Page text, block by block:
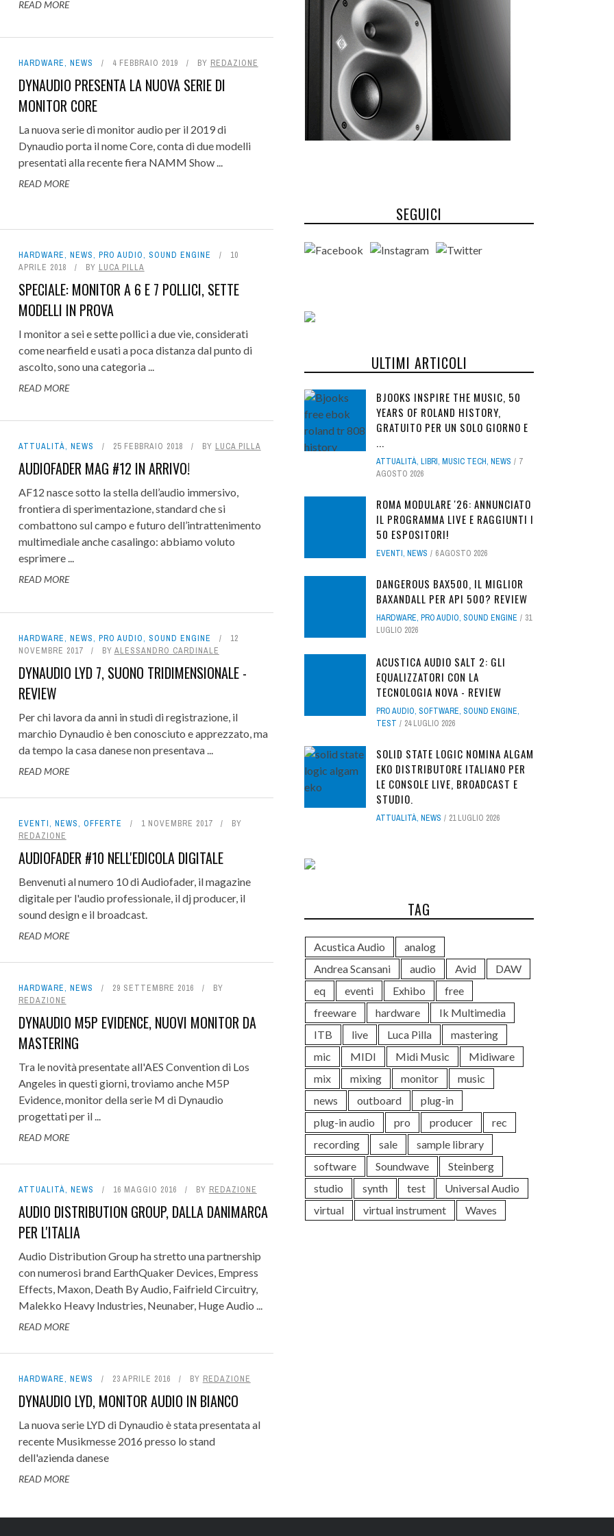
READ MORE
HARDWARE, NEWS 4 FEBBRAIO 2019 BY REDAZIONE
DYNAUDIO PRESENTA LA NUOVA SERIE DI
MONITOR CORE
La nuova serie di monitor audio per il 2019 di
Dynaudio porta il nome Core, conta di due modelli
presentati alla recente fiera NAMM Show ...
READ MORE
HARDWARE, NEWS, PRO AUDIO, SOUND ENGINE
10
APRILE 2018
BY LUCA PILLA
SPECIALE: MONITOR A 6 E 7 POLLICI, SETTE
MODELLI IN PROVA
I monitor a sei e sette pollici a due vie, considerati
come nearfield e usati a poca distanza dal punto di
ascolto, sono una categoria ...
READ MORE
ATTUALITÀ, NEWS 25 FEBBRAIO 2018 BY LUCA PILLA
AUDIOFADER MAG #12 IN ARRIVO!
AF12 nasce sotto la stella dell’audio immersivo,
frontiera di sperimentazione, standard che si
combattono sul campo e futuro dell’intrattenimento
multimediale anche casalingo: abbiamo voluto
esprimere ...
READ MORE
HARDWARE, NEWS, PRO AUDIO, SOUND ENGINE
12
NOVEMBRE 2017
BY ALESSANDRO CARDINALE
DYNAUDIO LYD 7, SUONO TRIDIMENSIONALE -
REVIEW
Per chi lavora da anni in studi di registrazione, il
marchio Dynaudio è ben conosciuto e apprezzato, ma
da tempo la casa danese non presentava ...
READ MORE
EVENTI, NEWS, OFFERTE 1 NOVEMBRE 2017
BY
REDAZIONE
AUDIOFADER #10 NELL'EDICOLA DIGITALE
Benvenuti al numero 10 di Audiofader, il magazine
digitale per l'audio professionale, il dj producer, il
sound design e il broadcast.
READ MORE
HARDWARE, NEWS 29 SETTEMBRE 2016
BY
REDAZIONE
DYNAUDIO M5P EVIDENCE, NUOVI MONITOR DA
MASTERING
Tra le novità presentate all'AES Convention di Los
Angeles in questi giorni, troviamo anche M5P
Evidence, monitor della serie M di Dynaudio
progettati per il ...
READ MORE
ATTUALITÀ, NEWS 16 MAGGIO 2016 BY REDAZIONE
AUDIO DISTRIBUTION GROUP, DALLA DANIMARCA
PER L'ITALIA
Audio Distribution Group ha stretto una partnership
con numerosi brand EarthQuaker Devices, Empress
Effects, Maxon, Death By Audio, Faifrield Circuitry,
Malekko Heavy Industries, Neunaber, Huge Audio ...
READ MORE
HARDWARE, NEWS 23 APRILE 2016 BY REDAZIONE
DYNAUDIO LYD, MONITOR AUDIO IN BIANCO
La nuova serie LYD di Dynaudio è stata presentata al
recente Musikmesse 2016 presso lo stand
dell'azienda danese
READ MORE
SEGUICI
ULTIMI ARTICOLI
BJOOKS INSPIRE THE MUSIC, 50
YEARS OF ROLAND HISTORY,
GRATUITO PER UN SOLO GIORNO E
...
ATTUALITÀ, LIBRI, MUSIC TECH, NEWS
7
AGOSTO 2026
ROMA MODULARE '26: ANNUNCIATO
IL PROGRAMMA LIVE E RAGGIUNTI I
50 ESPOSITORI!
EVENTI, NEWS 6 AGOSTO 2026
DANGEROUS BAX500, IL MIGLIOR
BAXANDALL PER API 500? REVIEW
HARDWARE, PRO AUDIO, SOUND ENGINE
31
LUGLIO 2026
ACUSTICA AUDIO SALT 2: GLI
EQUALIZZATORI CON LA
TECNOLOGIA NOVA - REVIEW
PRO AUDIO, SOFTWARE, SOUND ENGINE,
TEST
24 LUGLIO 2026
SOLID STATE LOGIC NOMINA ALGAM
EKO DISTRIBUTORE ITALIANO PER
LE CONSOLE LIVE, BROADCAST E
STUDIO.
ATTUALITÀ, NEWS 21 LUGLIO 2026
TAG
Acustica Audio
analog
Andrea Scansani
audio Avid
DAW
eq
eventi Exhibo
free
freeware
hardware
Ik Multimedia
ITB
live Luca Pilla
mastering
mic
MIDI Midi Music
Midiware
mix
mixing monitor
music
news
outboard
plug-in
plug-in audio
pro producer
rec
recording
sale
sample library
software
Soundwave
Steinberg
studio
synth test
Universal Audio
virtual
virtual instrument Waves